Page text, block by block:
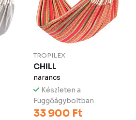
TROPILEX
CHILL
narancs
Készleten a
Függőágyboltban
33 900 Ft